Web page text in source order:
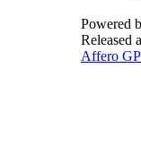
Powered
Released
Affero